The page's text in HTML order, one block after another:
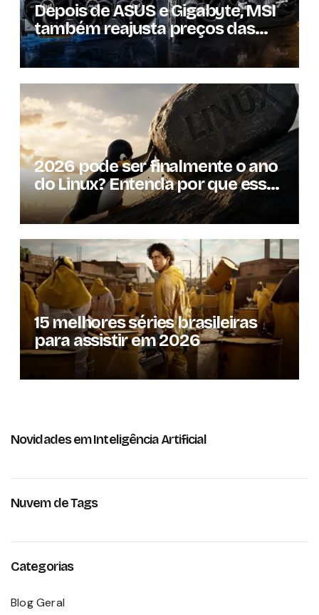
Depois de ASUS e Gigabyte, MSI
também reajusta preços das
GPUs em mais de 20%
2026 pode ser finalmente o ano
do Linux? Entenda por que essa
previsão voltou à tona
15 melhores séries brasileiras
para assistir em 2026
Novidades em Inteligência Artificial
Nuvem de Tags
Categorias
Blog Geral